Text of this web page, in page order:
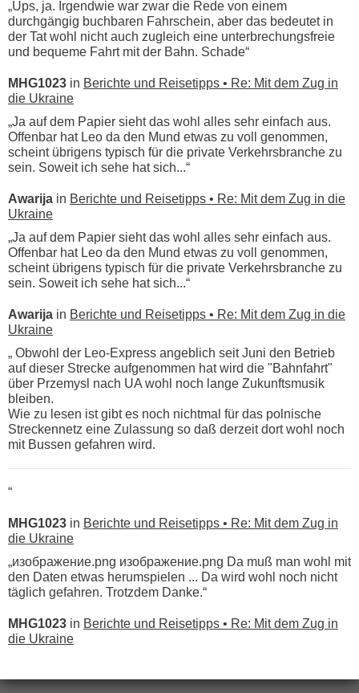
„Ups, ja. Irgendwie war zwar die Rede von einem
durchgängig buchbaren Fahrschein, aber das bedeutet in
der Tat wohl nicht auch zugleich eine unterbrechungsfreie
und bequeme Fahrt mit der Bahn. Schade“
MHG1023 in Berichte und Reisetipps • Re: Mit dem Zug in
die Ukraine
„Ja auf dem Papier sieht das wohl alles sehr einfach aus.
Offenbar hat Leo da den Mund etwas zu voll genommen,
scheint übrigens typisch für die private Verkehrsbranche zu
sein. Soweit ich sehe hat sich...“
Awarija in Berichte und Reisetipps • Re: Mit dem Zug in die
Ukraine
„Ja auf dem Papier sieht das wohl alles sehr einfach aus.
Offenbar hat Leo da den Mund etwas zu voll genommen,
scheint übrigens typisch für die private Verkehrsbranche zu
sein. Soweit ich sehe hat sich...“
Awarija in Berichte und Reisetipps • Re: Mit dem Zug in die
Ukraine
„ Obwohl der Leo-Express angeblich seit Juni den Betrieb
auf dieser Strecke aufgenommen hat wird die "Bahnfahrt"
über Przemysl nach UA wohl noch lange Zukunftsmusik
bleiben.
Wie zu lesen ist gibt es noch nichtmal für das polnische
Streckennetz eine Zulassung so daß derzeit dort wohl noch
mit Bussen gefahren wird.
“
MHG1023 in Berichte und Reisetipps • Re: Mit dem Zug in
die Ukraine
„изображение.png изображение.png Da muß man wohl mit
den Daten etwas herumspielen ... Da wird wohl noch nicht
täglich gefahren. Trotzdem Danke.“
MHG1023 in Berichte und Reisetipps • Re: Mit dem Zug in
die Ukraine